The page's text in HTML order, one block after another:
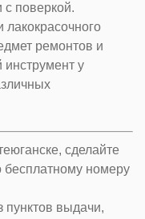
поверкой.
ремонтов и
у
сделайте
бесплатному номеру
выдачи,